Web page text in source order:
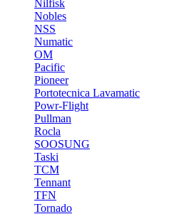
Nilfisk
Nobles
NSS
Numatic
OM
Pacific
Pioneer
Portotecnica Lavamatic
Powr-Flight
Pullman
Rocla
SOOSUNG
Taski
TCM
Tennant
TFN
Tornado